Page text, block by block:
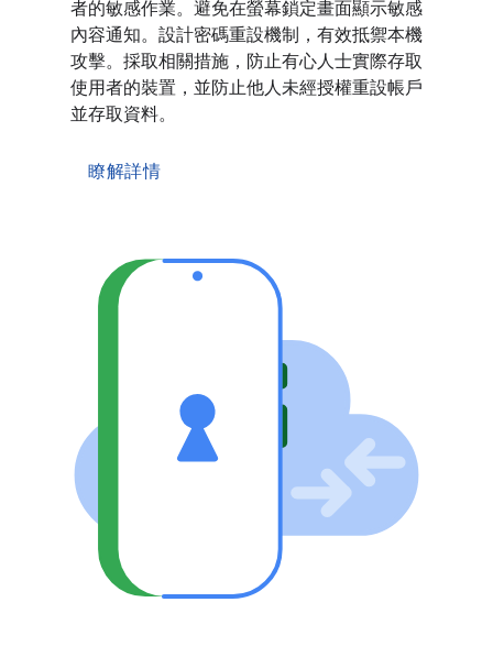
者的敏感作業。避免在螢幕鎖定畫面顯示敏感
內容通知。設計密碼重設機制，有效抵禦本機
攻擊。採取相關措施，防止有心人士實際存取
使用者的裝置，並防止他人未經授權重設帳戶
並存取資料。
瞭解詳情